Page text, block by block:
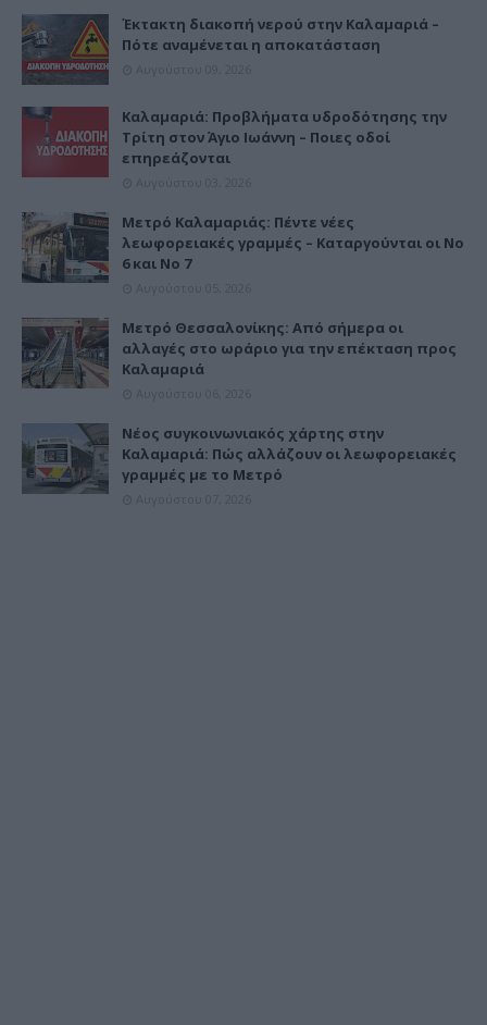
Έκτακτη διακοπή νερού στην Καλαμαριά –
Πότε αναμένεται η αποκατάσταση
Καλαμαριά: Προβλήματα υδροδότησης την
Τρίτη στον Άγιο Ιωάννη – Ποιες οδοί
επηρεάζονται
Μετρό Καλαμαριάς: Πέντε νέες
λεωφορειακές γραμμές – Καταργούνται οι Νο
6 και Νο 7
Μετρό Θεσσαλονίκης: Από σήμερα οι
αλλαγές στο ωράριο για την επέκταση προς
Καλαμαριά
Νέος συγκοινωνιακός χάρτης στην
Καλαμαριά: Πώς αλλάζουν οι λεωφορειακές
γραμμές με το Μετρό